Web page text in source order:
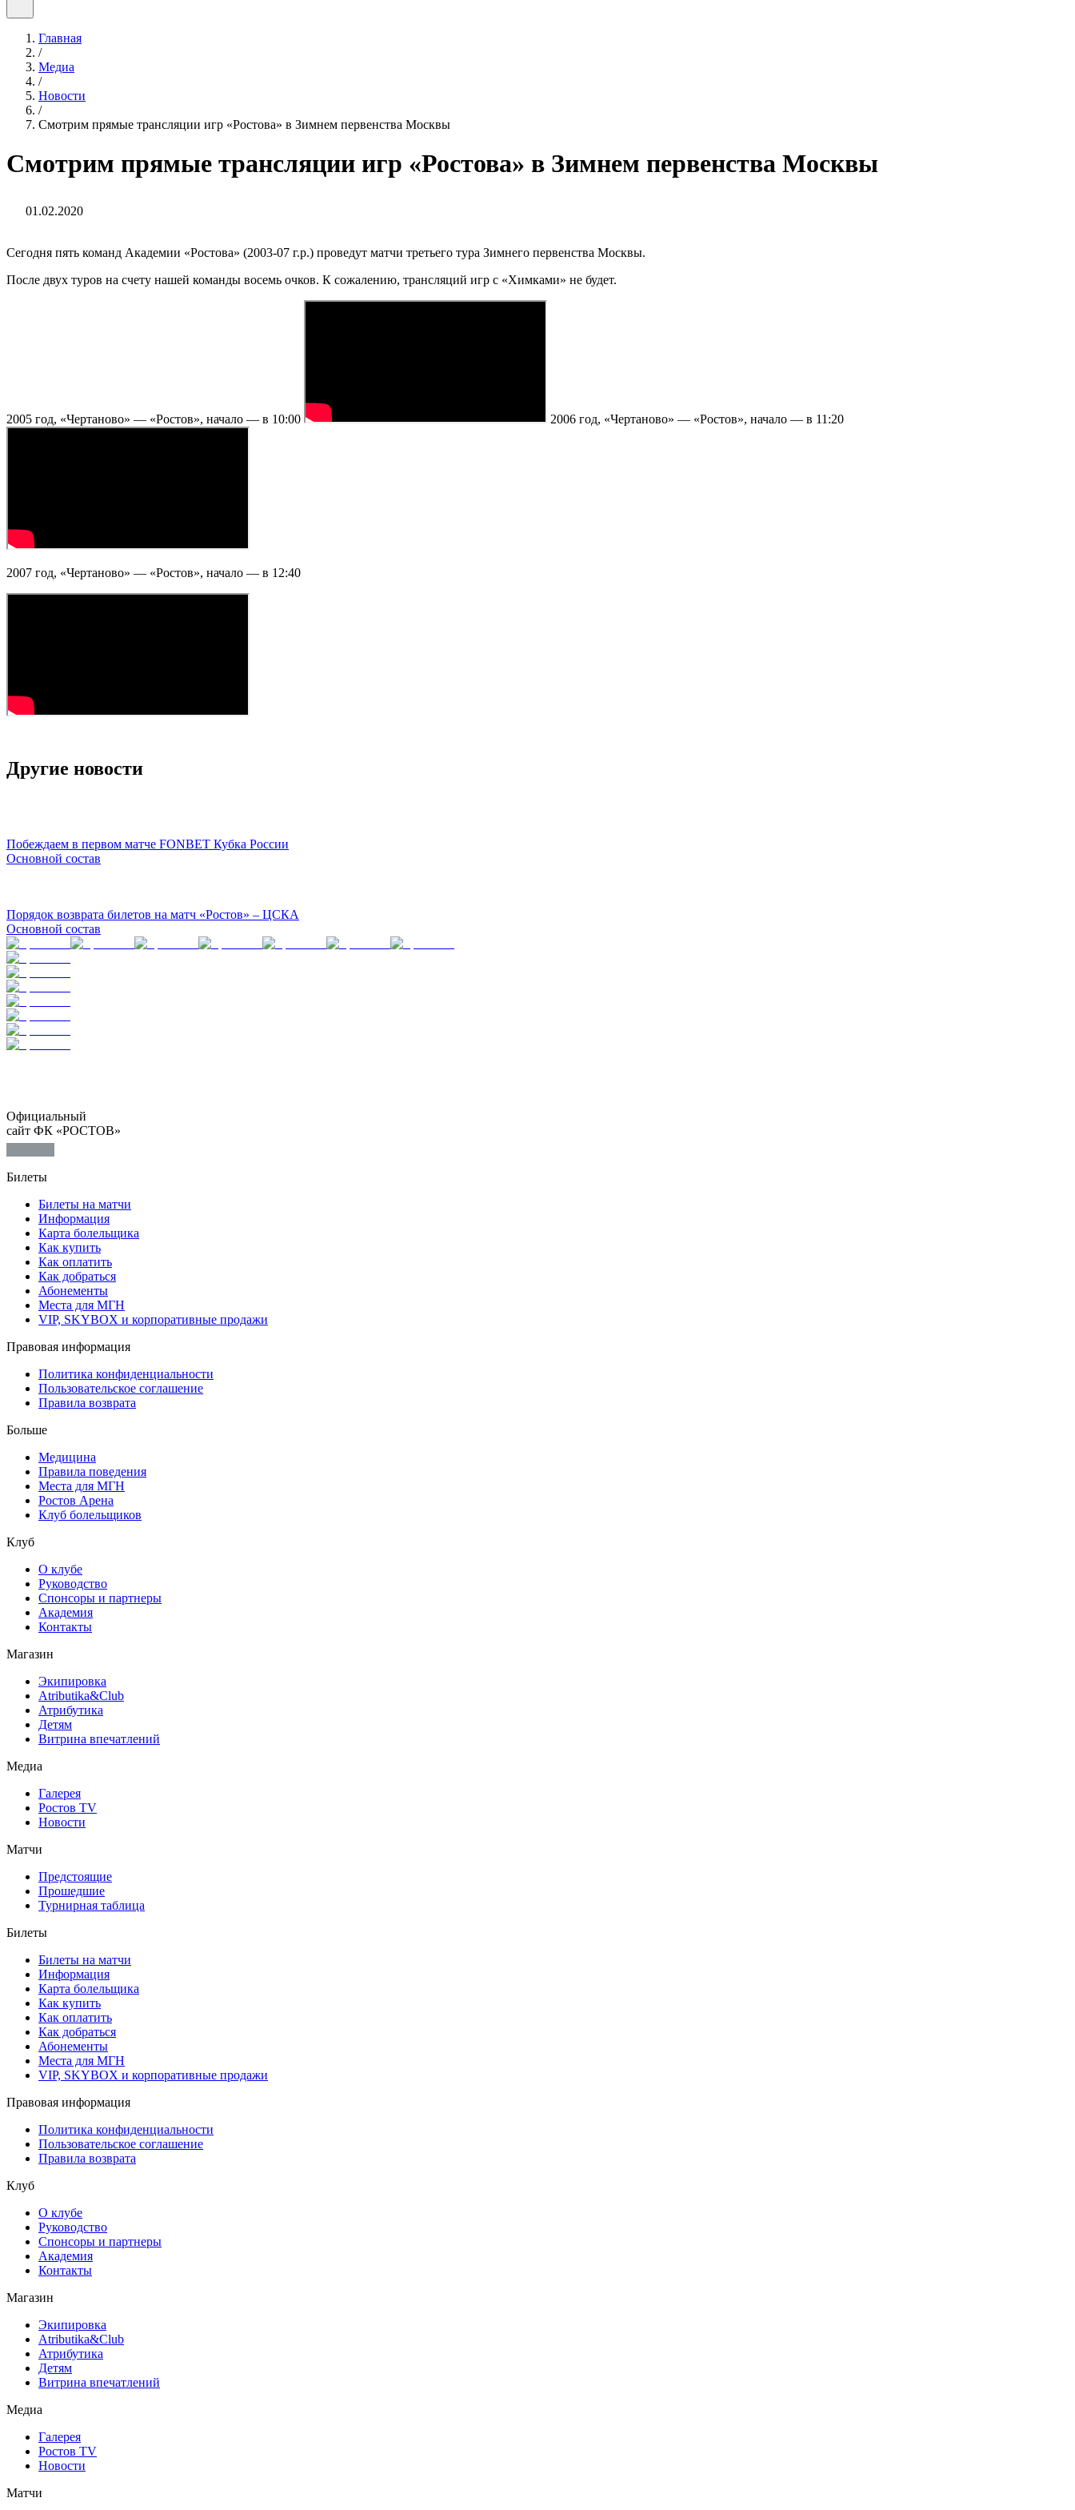
Главная
/
Медиа
/
Новости
/
Смотрим прямые трансляции игр «Ростова» в Зимнем первенства Москвы
Смотрим прямые трансляции игр «Ростова» в Зимнем первенства Москвы
01.02.2020
Сегодня пять команд Академии «Ростова» (2003-07 г.р.) проведут матчи третьего тура Зимнего первенства Москвы.
После двух туров на счету нашей команды восемь очков. К сожалению, трансляций игр с «Химками» не будет.
2005 год, «Чертаново» — «Ростов», начало — в 10:00 2006 год, «Чертаново» — «Ростов», начало — в 11:20
2007 год, «Чертаново» — «Ростов», начало — в 12:40
Другие новости
Побеждаем в первом матче FONBET Кубка России
Основной состав
Порядок возврата билетов на матч «Ростов» – ЦСКА
Основной состав
Официальный
сайт ФК «РОСТОВ»
Билеты
Билеты на матчи
Информация
Карта болельщика
Как купить
Как оплатить
Как добраться
Абонементы
Места для МГН
VIP, SKYBOX и корпоративные продажи
Правовая информация
Политика конфиденциальности
Пользовательское соглашение
Правила возврата
Больше
Медицина
Правила поведения
Места для МГН
Ростов Арена
Клуб болельщиков
Клуб
О клубе
Руководство
Спонсоры и партнеры
Академия
Контакты
Магазин
Экипировка
Atributika&Club
Атрибутика
Детям
Витрина впечатлений
Медиа
Галерея
Ростов TV
Новости
Матчи
Предстоящие
Прошедшие
Турнирная таблица
Билеты
Билеты на матчи
Информация
Карта болельщика
Как купить
Как оплатить
Как добраться
Абонементы
Места для МГН
VIP, SKYBOX и корпоративные продажи
Правовая информация
Политика конфиденциальности
Пользовательское соглашение
Правила возврата
Клуб
О клубе
Руководство
Спонсоры и партнеры
Академия
Контакты
Магазин
Экипировка
Atributika&Club
Атрибутика
Детям
Витрина впечатлений
Медиа
Галерея
Ростов TV
Новости
Матчи